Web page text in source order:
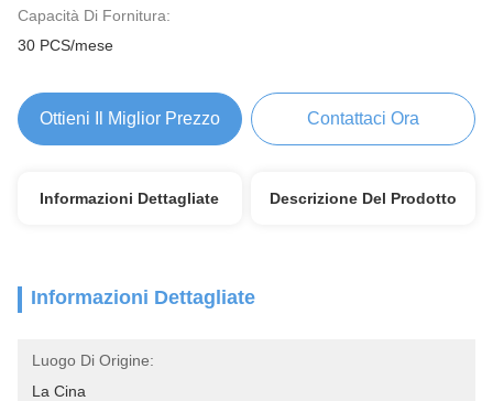
Capacità Di Fornitura:
30 PCS/mese
Ottieni Il Miglior Prezzo Contattaci Ora
Informazioni Dettagliate Descrizione Del Prodotto
Informazioni Dettagliate
Luogo Di Origine:
La Cina